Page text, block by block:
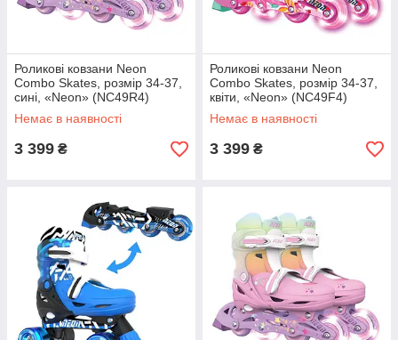
Роликові ковзани Neon
Combo Skates, розмір 34-37,
сині, «Neon» (NC49R4)
Немає в наявності
3 399 ₴
Роликові ковзани Neon
Combo Skates, розмір 34-37,
квіти, «Neon» (NC49F4)
Немає в наявності
3 399 ₴